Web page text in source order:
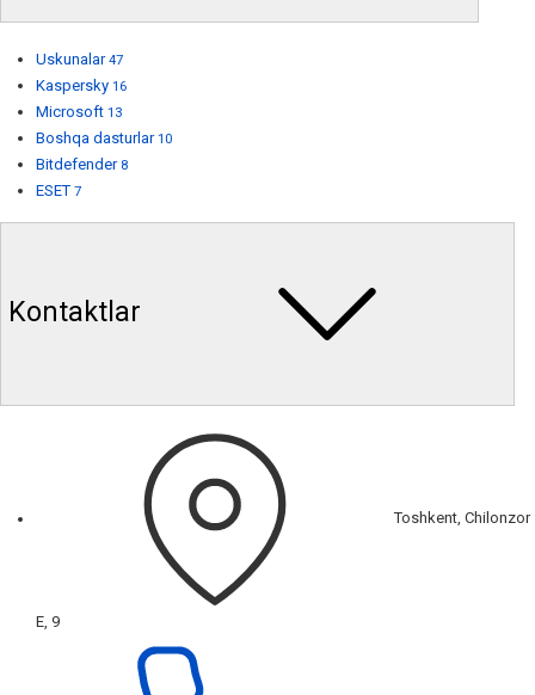
Uskunalar 47
Kaspersky 16
Microsoft 13
Boshqa dasturlar 10
Bitdefender 8
ESET 7
Kontaktlar
Toshkent, Chilonzor
E, 9